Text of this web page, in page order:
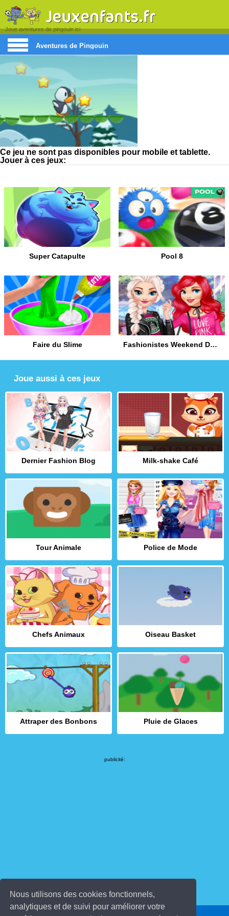
Nous utilisons des cookies fonctionnels,
analytiques et de suivi pour améliorer votre
Joue aventures de pingouin ici
Aventures de Pingouin
Ce jeu ne sont pas disponibles pour mobile et tablette.
Jouer à ces jeux:
Super Catapulte Pool 8
Faire du Slime Fashionistes Weekend Décontracté
Joue aussi à ces jeux
Dernier Fashion Blog Milk-shake Café
Tour Animale Police de Mode
Chefs Animaux Oiseau Basket
Attraper des Bonbons Pluie de Glaces
publicité: